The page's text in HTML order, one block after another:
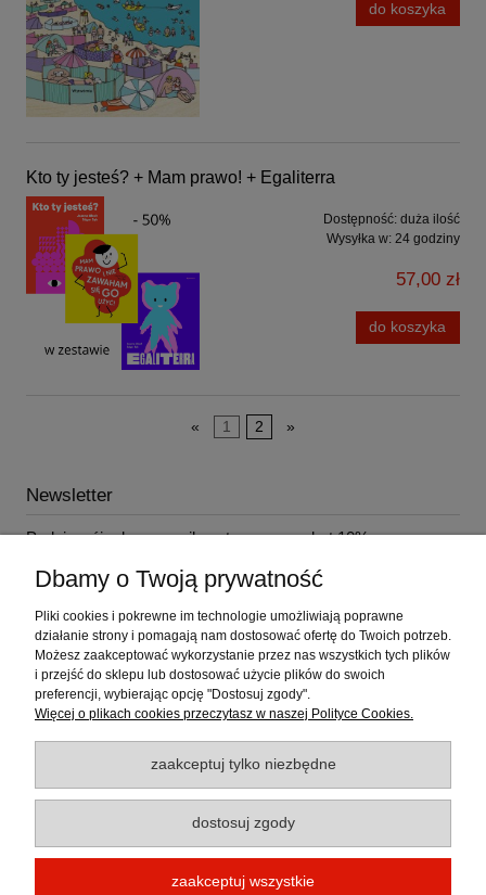
do koszyka
Kto ty jesteś? + Mam prawo! + Egaliterra
Dostępność: duża ilość
Wysyłka w: 24 godziny
57,00 zł
do koszyka
« 1 2 »
Newsletter
Podaj swój adres e-mail, a otrzymasz rabat 10% na
Pomoc
Moje konto
Płatności i dostawa
Informacje
Dbamy o Twoją prywatność
Pliki cookies i pokrewne im technologie umożliwiają poprawne
działanie strony i pomagają nam dostosować ofertę do Twoich potrzeb.
Możesz zaakceptować wykorzystanie przez nas wszystkich tych plików
i przejść do sklepu lub dostosować użycie plików do swoich
preferencji, wybierając opcję "Dostosuj zgody".
Więcej o plikach cookies przeczytasz w naszej Polityce Cookies.
zaakceptuj tylko niezbędne
dostosuj zgody
zaakceptuj wszystkie